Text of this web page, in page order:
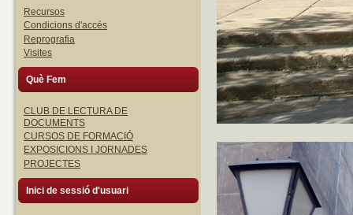
Recursos
Condicions d'accés
Reprografia
Visites
Què Fem
CLUB DE LECTURA DE
DOCUMENTS
CURSOS DE FORMACIÓ
EXPOSICIONS I JORNADES
PROJECTES
Inici de sessió d'usuari